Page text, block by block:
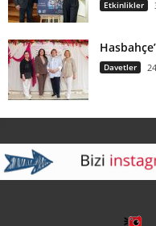
Etkinlikler
Davetler